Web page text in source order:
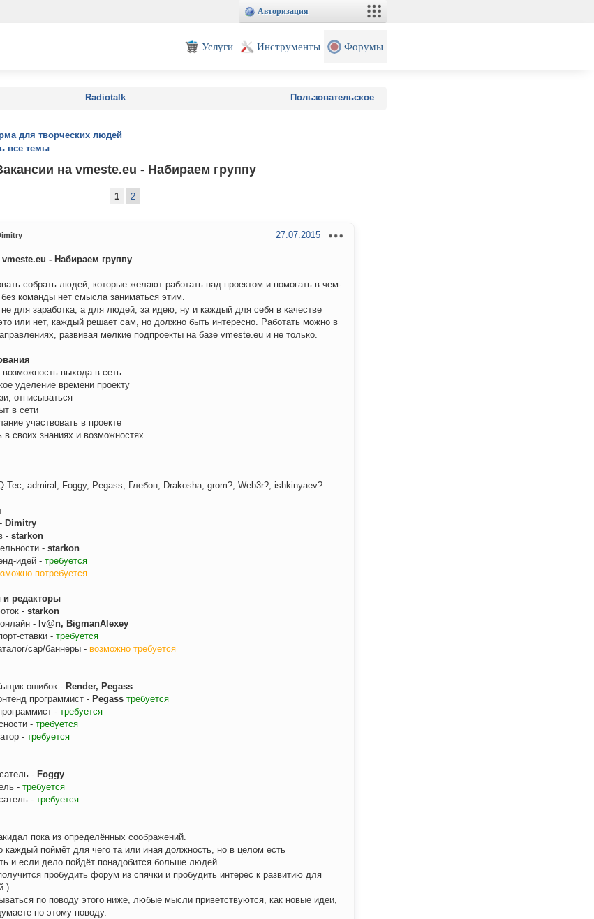
Авторизация
Услуги Инструменты Форумы
Radiotalk Пользовательское
для творческих людей
все темы
на vmeste.eu - Набираем группу
1 2
27.07.2015
vmeste.eu - Набираем группу
собрать людей, которые желают работать над проектом и помогать в чем-
без команды нет смысла заниматься этим.
для заработка, а для людей, за идею, ну и каждый для себя в качестве
или нет, каждый решает сам, но должно быть интересно. Работать можно в
развивая мелкие подпроекты на базе vmeste.eu и не только.
выхода в сеть
уделение времени проекту
отписываться
в сети
участвовать в проекте
в своих знаниях и возможностях
admiral, Foggy, Pegass, Глебон, Drakosha, grom?, Web3r?, ishkinyaev?
Dimitry
- starkon
- starkon
идей - требуется
потребуется
редакторы
- starkon
- Iv@n, BigmanAlexey
ставки - требуется
cap/баннеры - возможно требуется
ошибок - Render, Pegass
программист - Pegass требуется
- требуется
- требуется
- требуется
- Foggy
- требуется
- требуется
пока из определённых соображений.
каждый поймёт для чего та или иная должность, но в целом есть
и если дело пойдёт понадобится больше людей.
пробудить форум из спячки и пробудить интерес к развитию для
)
по поводу этого ниже, любые мысли приветствуются, как новые идеи,
по этому поводу.